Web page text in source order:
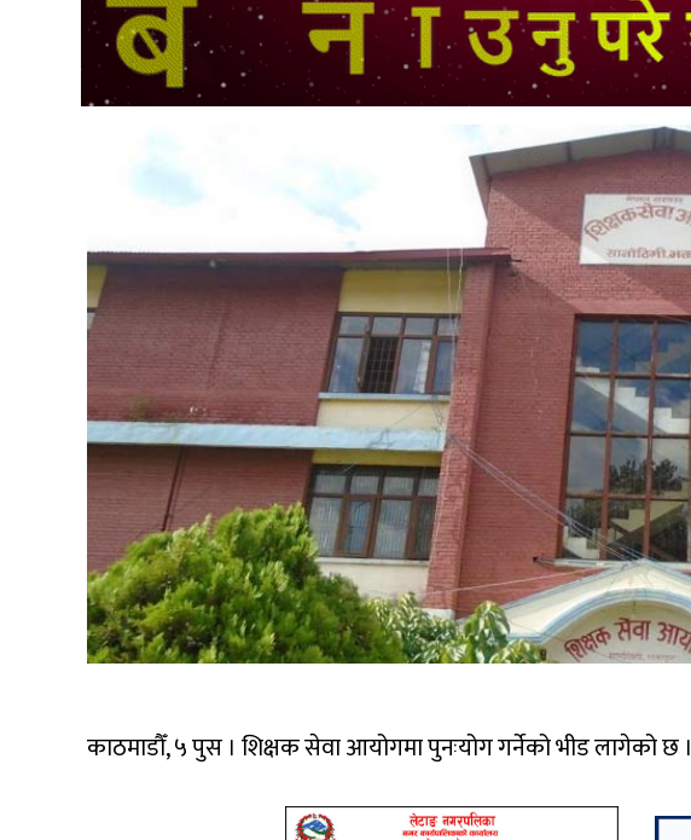
काठमाडौँ, ५ पुस । शिक्षक सेवा आयोगमा पुनःयोग गर्नेको भीड लागेको छ ।